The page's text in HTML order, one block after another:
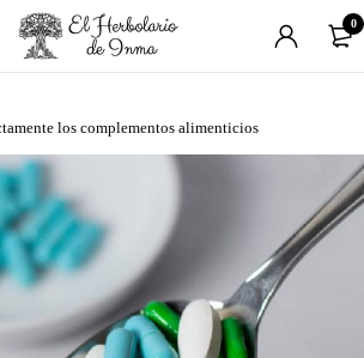
0
los complementos alimenticios